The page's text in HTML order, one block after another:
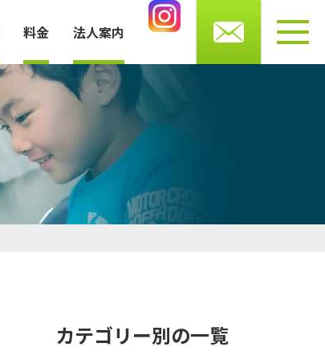
料金 法人案内
0276-56-4433
お知らせ
講師・スタッフ紹介
カテゴリー別の一覧